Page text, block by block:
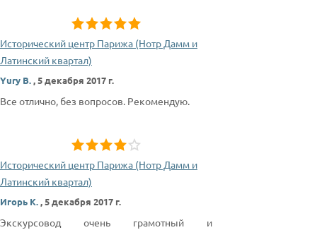
Исторический центр Парижа (Нотр Дамм и
Латинский квартал)
Yury B.,5 декабря 2017 г.
Все отлично, без вопросов. Рекомендую.
Исторический центр Парижа (Нотр Дамм и
Латинский квартал)
Игорь К.,5 декабря 2017 г.
Экскурсовод очень грамотный и